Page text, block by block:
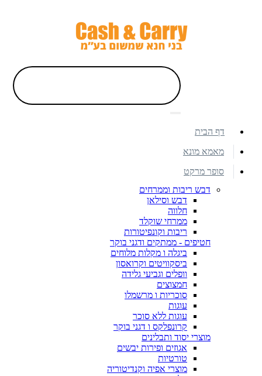
דף הבית
מאמא מונא
סופר מרקט
דבש ריבות וממרחים
דבש וסילאן
חלווה
ממרחי שוקלד
ריבות וקונפיטורות
חטיפים - ממתקים ודגני בוקר
ביגלה ו מקלות מלוחים
ביסקוויטים וקרואסון
וופלים וגביעי גלידה
חמצוצים
סוכריות ו מרשמלו
עוגות
עוגות ללא סוכר
קרונפלקס ו דגני בוקר
מוצרי יסוד ותבלינים
אגוזים ופירות יבשים
טורטיות
מוצרי אפיה וקנדיטוריה